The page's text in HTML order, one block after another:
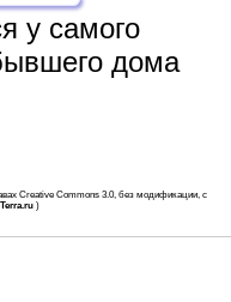
у самого
дома
Creative Commons 3.0, без модификации, с
)